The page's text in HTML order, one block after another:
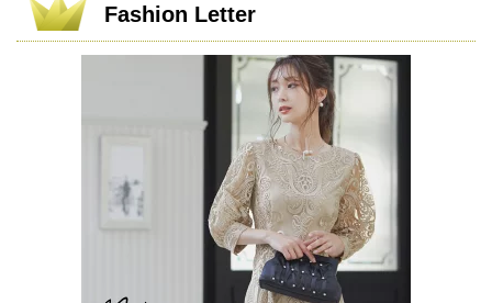
Fashion Letter